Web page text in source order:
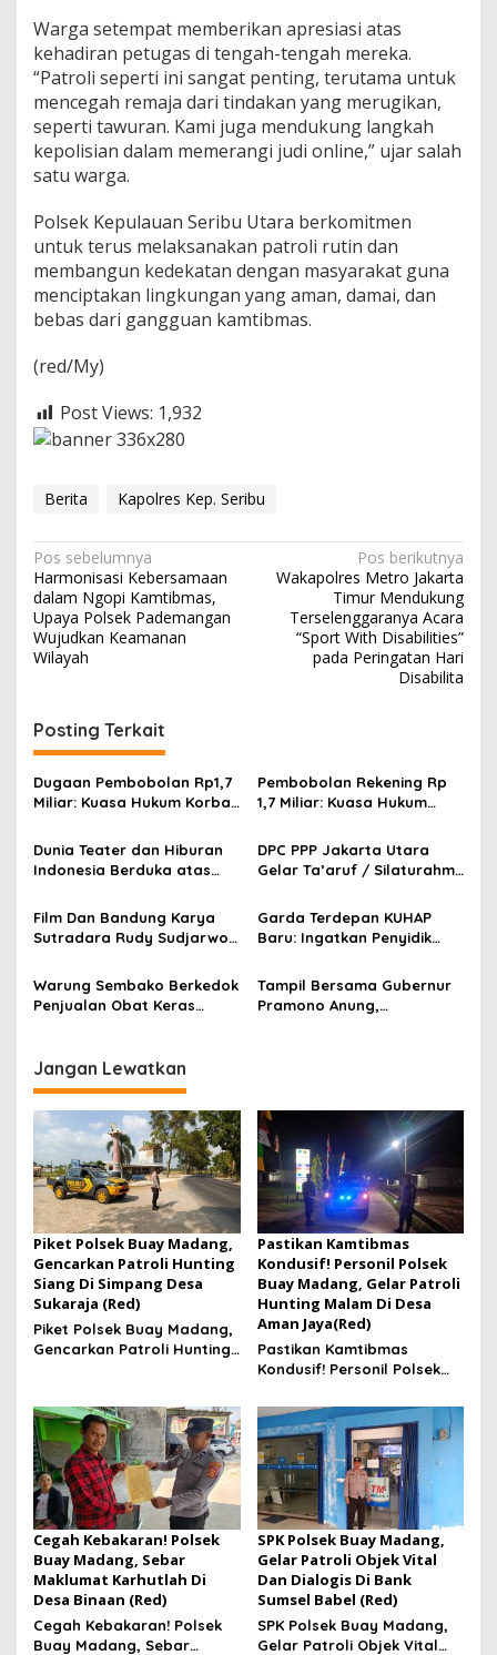
a
J
a
u
h
i
J
O
n
l
i
n
e
Warga setempat memberikan apresiasi atas
kehadiran petugas di tengah-tengah mereka.
“Patroli seperti ini sangat penting, terutama untuk
mencegah remaja dari tindakan yang merugikan,
seperti tawuran. Kami juga mendukung langkah
kepolisian dalam memerangi judi online,” ujar salah
satu warga.
Polsek Kepulauan Seribu Utara berkomitmen
untuk terus melaksanakan patroli rutin dan
membangun kedekatan dengan masyarakat guna
menciptakan lingkungan yang aman, damai, dan
bebas dari gangguan kamtibmas.
(red/My)
Post Views: 1,932
Berita Kapolres Kep. Seribu
N
a
v
i
a
s
i
p
o
s
Pos sebelumnya
Harmonisasi Kebersamaan
dalam Ngopi Kamtibmas,
Upaya Polsek Pademangan
Wujudkan Keamanan
Wilayah
Pos berikutnya
Wakapolres Metro Jakarta
Timur Mendukung
Terselenggaranya Acara
“Sport With Disabilities”
pada Peringatan Hari
Disabilita
Posting Terkait
Dugaan Pembobolan Rp1,7
Miliar: Kuasa Hukum Korban
Keterlibatan Internal Bank
Aladin Syariah
Pembobolan Rekening Rp
1,7 Miliar: Kuasa Hukum
Pihak Internal Bank Aladin
Syariah
Dunia Teater dan Hiburan
Indonesia Berduka atas
Diding Boneng
DPC PPP Jakarta Utara
Gelar Ta’aruf / Silaturahmi
Pengurus Baru, Fokus
Konsolidasi Jelang
Musancab 13 September
Film Dan Bandung Karya
Sutradara Rudy Sudjarwo:
Secara Luas Mulai 20
Agustus 2026
Garda Terdepan KUHAP
Baru: Ingatkan Penyidik
Bersalah
Warung Sembako Berkedok
Penjualan Obat Keras
Tampil Bersama Gubernur
Pramono Anung,
Jangan Lewatkan
Piket Polsek Buay Madang,
Gencarkan Patroli Hunting
Siang Di Simpang Desa
Sukaraja (Red)
Piket Polsek Buay Madang,
Gencarkan Patroli Hunting
Pastikan Kamtibmas
Kondusif! Personil Polsek
Buay Madang, Gelar Patroli
Hunting Malam Di Desa
Aman Jaya(Red)
Pastikan Kamtibmas
Kondusif! Personil Polsek
Patroli Hunting Malam Di
Desa Aman Jaya
Cegah Kebakaran! Polsek
Buay Madang, Sebar
Maklumat Karhutlah Di
Desa Binaan (Red)
Cegah Kebakaran! Polsek
Buay Madang, Sebar
SPK Polsek Buay Madang,
Gelar Patroli Objek Vital
Dan Dialogis Di Bank
Sumsel Babel (Red)
SPK Polsek Buay Madang,
Gelar Patroli Objek Vital